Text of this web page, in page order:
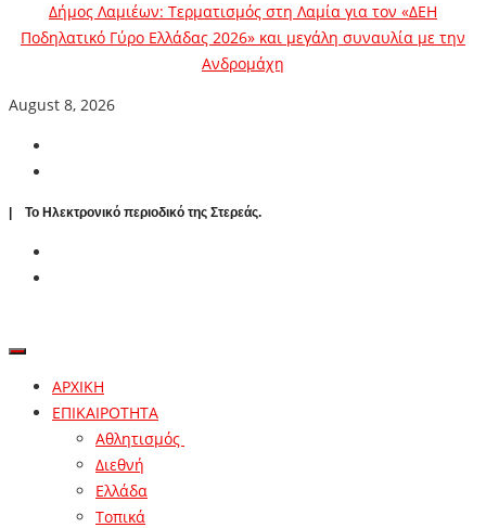
Δήμος Λαμιέων: Τερματισμός στη Λαμία για τον «ΔΕΗ
Ποδηλατικό Γύρο Ελλάδας 2026» και μεγάλη συναυλία με την
Ανδρομάχη
August 8, 2026
| To Ηλεκτρονικό περιοδικό της Στερεάς.
ΑΡΧΙΚΗ
ΕΠΙΚΑΙΡΟΤΗΤΑ
Αθλητισμός
Διεθνή
Ελλάδα
Τοπικά